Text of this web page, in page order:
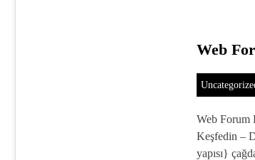
Web
Web Forum
Keşfedin –
yapısı}